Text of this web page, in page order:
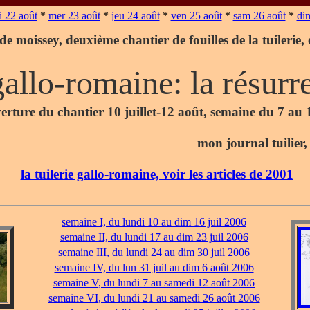
22 août* mer 23 août* jeu 24 août* ven 25 août* sam 26 août*
moissey, deuxième chantier de fouilles de la tuilerie,
romaine: la
du chantier 10 juillet-12 août, semaine du 7 au
mon journal
la tuilerie gallo-romaine, voir les articles de 2001
semaine I, du lundi 10 au dim 16 juil 2006
semaine II, du lundi 17 au dim 23 juil 2006
semaine III, du lundi 24 au dim 30 juil 2006
semaine IV, du lun 31 juil au dim 6 août 2006
semaine V, du lundi 7 au samedi 12 août 2006
semaine VI, du lundi 21 au samedi 26 août 2006